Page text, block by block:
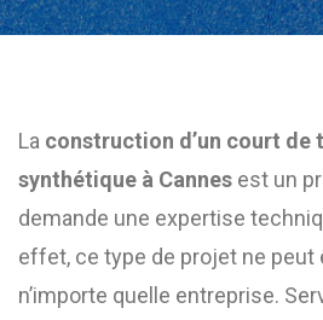
La construction d’un court de
synthétique à Cannes est un
demande une expertise
effet, ce type de projet ne peut
n’importe quelle entreprise.